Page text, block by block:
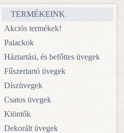
TERMÉKEINK
Akciós termékek!
Palackok
Háztartási, és befőttes üvegek
Fűszertartó üvegek
Díszüvegek
Csatos üvegek
Kiöntők
Dekorált üvegek